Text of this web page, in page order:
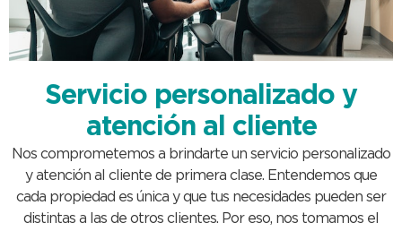
Servicio personalizado y
atención al cliente
Nos comprometemos a brindarte un servicio personalizado
y atención al cliente de primera clase. Entendemos que
cada propiedad es única y que tus necesidades pueden ser
distintas a las de otros clientes. Por eso, nos tomamos el